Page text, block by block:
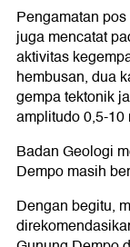
Pengamatan
juga mencatat
aktivitas
hembusan, dua
gempa tektonik
amplitudo 0,5-10
Badan Geologi
Dempo masih
Dengan begitu,